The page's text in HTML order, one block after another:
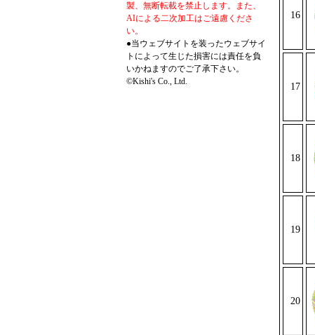
製、無断転載を禁止します。また、
AIによる二次加工はご遠慮くださ
い。
●当ウェブサイトを装ったウェブサイ
トによって生じた損害には責任を負
いかねますのでご了承下さい。
©Kishi's Co., Ltd.
16
17
18
19
20